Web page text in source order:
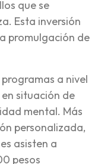
que se
Esta inversión
promulgación de
a nivel
situación de
mental. Más
personalizada,
asisten a
pesos